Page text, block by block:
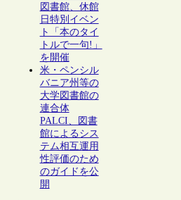
図書館、休館
日特別イベン
ト「本のタイ
トルで一句!」
を開催
米・ペンシル
バニア州等の
大学図書館の
連合体
PALCI、図書
館によるシス
テム相互運用
性評価のため
のガイドを公
開